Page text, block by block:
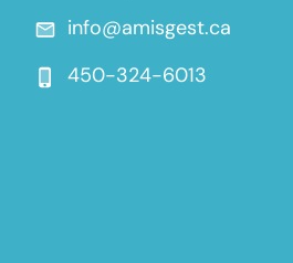
info@amisgest.ca
450-324-6013